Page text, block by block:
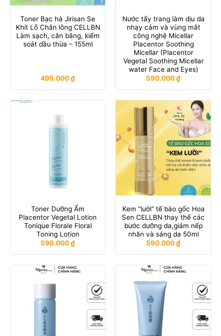
Toner Bạc hà Jirisan Se
Khít Lỗ Chân lông CELLBN
Làm sạch, cân bằng, kiểm
soát dầu thừa – 155ml
495.000₫
Nước tẩy trang làm dịu da
nhạy cảm và vùng mắt
công nghệ Micellar
Placentor Soothing
Micellar (Placentor
Vegetal Soothing Micellar
water Face and Eyes)
590.000₫
Toner Dưỡng Ẩm
Placentor Vegetal Lotion
Tonique Florale Floral
Toning Lotion
590.000₫
Kem “lười” tế bào gốc Hoa
Sen CELLBN thay thế các
bước dưỡng da,giảm nếp
nhăn và sáng da 50ml
590.000₫